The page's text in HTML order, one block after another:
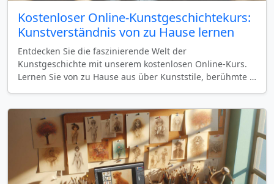
Kostenloser Online-Kunstgeschichtekurs:
Kunstverständnis von zu Hause lernen
Entdecken Sie die faszinierende Welt der
Kunstgeschichte mit unserem kostenlosen Online-Kurs.
Lernen Sie von zu Hause aus über Kunststile, berühmte …